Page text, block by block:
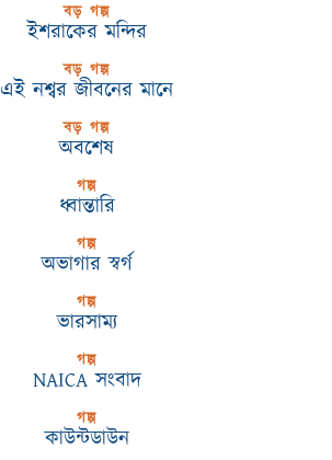
বড় গল্প
ইশরাকের মন্দির
বড় গল্প
এই নশ্বর জীবনের মানে
বড় গল্প
অবশেষ
গল্প
ধ্বান্তারি
গল্প
অভাগার স্বর্গ
গল্প
ভারসাম্য
গল্প
NAICA সংবাদ
গল্প
কাউন্টডাউন